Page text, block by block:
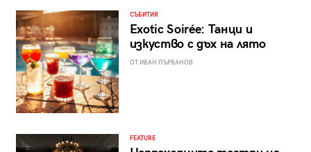
СЪБИТИЯ
Exotic Soirée: Танци и
изкуство с дъх на лято
ОТ ИВАН ПЪРВАНОВ
FEATURE